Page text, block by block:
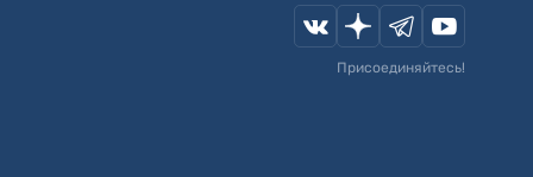
Присоединяйтесь!